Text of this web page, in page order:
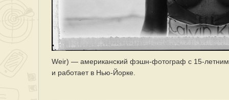
Weir) — американский фэшн-фотограф с 15-
и работает в Нью-Йорке.